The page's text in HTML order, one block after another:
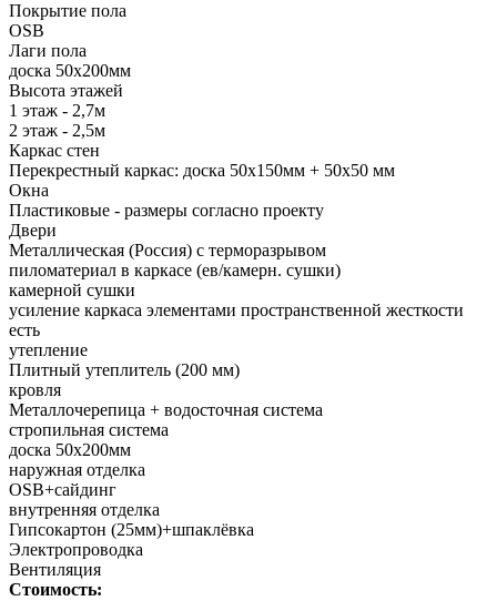
Покрытие пола
OSB
Лаги пола
доска 50х200мм
Высота этажей
1 этаж - 2,7м
2 этаж - 2,5м
Каркас стен
Перекрестный каркас: доска 50х150мм + 50х50 мм
Окна
Пластиковые - размеры согласно проекту
Двери
Металлическая (Россия) с терморазрывом
пиломатериал в каркасе (ев/камерн. сушки)
камерной сушки
усиление каркаса элементами пространственной жесткости
есть
утепление
Плитный утеплитель (200 мм)
кровля
Металлочерепица + водосточная система
стропильная система
доска 50х200мм
наружная отделка
OSB+сайдинг
внутренняя отделка
Гипсокартон (25мм)+шпаклёвка
Электропроводка
Вентиляция
Стоимость: